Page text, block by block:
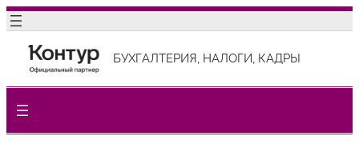
Перейти
содержимому
БУХГАЛТЕРИЯ, НАЛОГИ, КАДРЫ